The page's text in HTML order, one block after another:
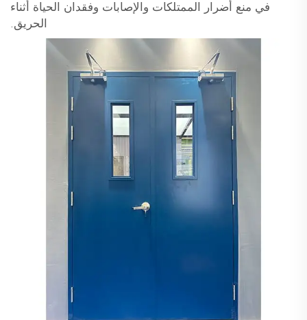
في منع أضرار الممتلكات والإصابات وفقدان الحياة أثناء
الحريق.